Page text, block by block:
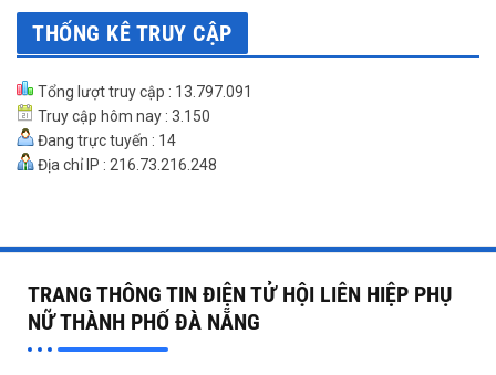
THỐNG KÊ TRUY CẬP
Tổng lượt truy cập : 13.797.091
Truy cập hôm nay : 3.150
Đang trực tuyến : 14
Địa chỉ IP : 216.73.216.248
TRANG THÔNG TIN ĐIỆN TỬ HỘI LIÊN HIỆP PHỤ
NỮ THÀNH PHỐ ĐÀ NẴNG